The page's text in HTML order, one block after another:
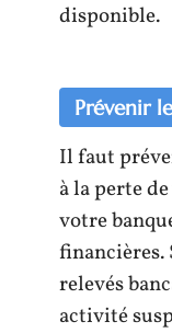
disponible.
Prévenir
Il faut
à la perte
votre
relevés
activité